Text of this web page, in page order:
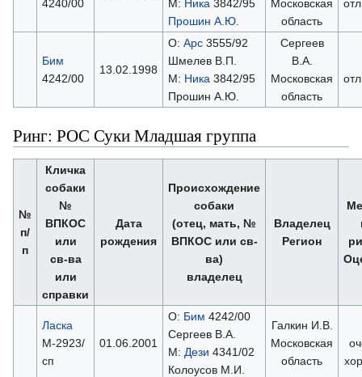
4240/00
М: Ника 3842/95
Прошин А.Ю.
Московская
область
Бим
4242/00
13.02.1998
О: Арс3555/92
Шмелев В.П.
М: Ника 3842/95
Прошин А.Ю.
Сергеев
В.А.
Московская
область
Ринг: РОС Суки Младшая группа
№
п/
п
Кличка
собаки
№
ВПКОС
или
св-ва
или
справки
Дата
рождения
Происхождение
собаки
(отец, мать, №
ВПКОС или св-
ва)
владелец
Владелец
Регион
Ласка
М-2923/
сп
01.06.2001
О: Бим 4242/00
Сергеев В.А.
М: Дези 4341/02
Колоусов М.И.
Галкин И.В.
Московская
область